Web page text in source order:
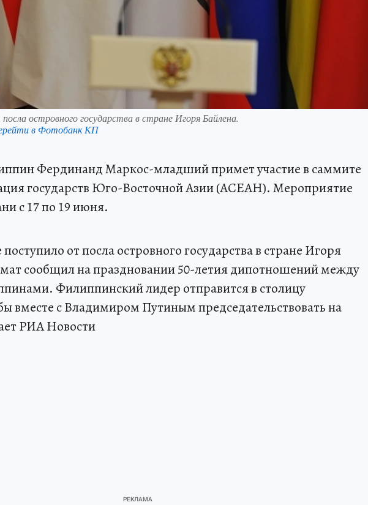
островного государства в стране Игоря Байлена.
в Фотобанк КП
Фердинанд Маркос-младший примет участие в саммите
государств Юго-Восточной Азии (АСЕАН). Мероприятие
с 17 по 19 июня.
от посла островного государства в стране Игоря
сообщил на праздновании 50-летия дипотношений между
Филиппинский лидер отправится в столицу
вместе с Владимиром Путиным председательствовать на
РИА Новости